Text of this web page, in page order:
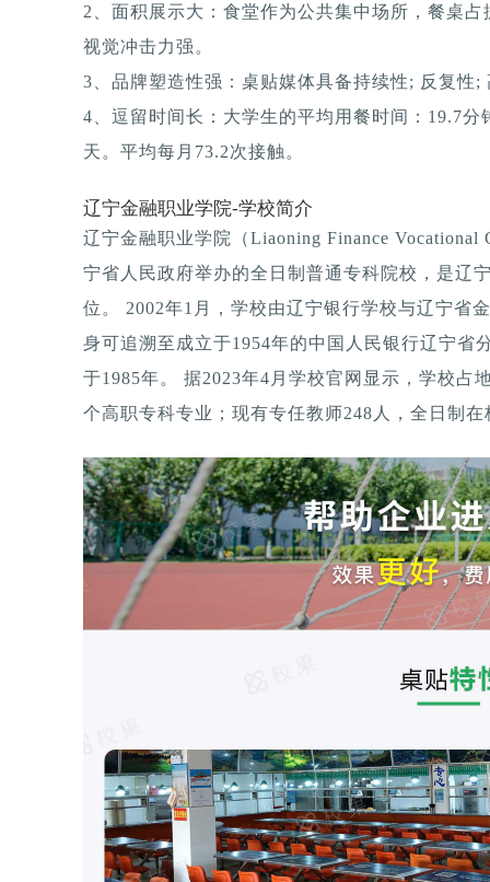
2、面积展示大：食堂作为公共集中场所，餐桌
视觉冲击力强。
3、品牌塑造性强：桌贴媒体具备持续性; 反复性;
4、逗留时间长：大学生的平均用餐时间：19.7
天。平均每月73.2次接触。
辽宁金融职业学院-学校简介
辽宁金融职业学院（Liaoning Finance
宁省人民政府举办的全日制普通专科院校，是辽
位。 2002年1月，学校由辽宁银行学校与辽宁省
身可追溯至成立于1954年的中国人民银行辽宁省
于1985年。 据2023年4月学校官网显示，学校占
个高职专科专业；现有专任教师248人，全日制在